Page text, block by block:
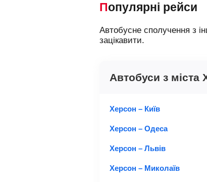
Популярні рейси
Автобусне сполучення з
зацікавити.
Автобуси з міста
Херсон – Київ
Херсон – Одеса
Херсон – Львів
Херсон – Миколаїв